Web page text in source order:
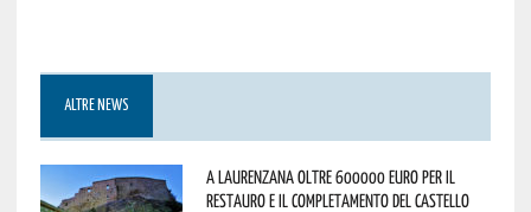
ALTRE NEWS
A Laurenzana oltre 600000 euro per il
restauro e il completamento del Castello